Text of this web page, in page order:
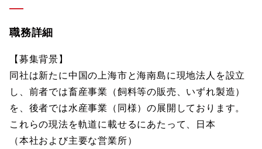
職務詳細
【募集背景】
同社は新たに中国の上海市と海南島に現地法人を設立
し、前者では畜産事業（飼料等の販売、いずれ製造）
を、後者では水産事業（同様）の展開しております。
これらの現法を軌道に載せるにあたって、日本
（本社および主要な営業所）